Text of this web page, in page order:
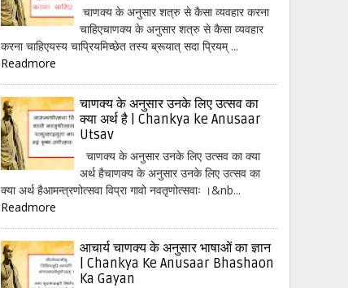
चाणक्य के अनुसार शत्रु से कैसा व्यवहार करना
चाहिएचाणक्य के अनुसार शत्रु से कैसा व्यवहार
करना चाहिएयस्य चाप्रियमिच्छेत तस्य ब्रूयात् सदा प्रियम् ...
Readmore
चाणक्य के अनुसार उनके लिए उत्सव का
क्या अर्थ है | Chankya ke Anusaar
Utsav
चाणक्य के अनुसार उनके लिए उत्सव का क्या
अर्थ हैचाणक्य के अनुसार उनके लिए उत्सव का
क्या अर्थ हैआमन्त्रणोत्सवा विप्रा गावो नवतृणोत्सवाः ।&nb...
Readmore
आचार्य चाणक्य के अनुसार भाषाओं का ज्ञान
| Chankya Ke Anusaar Bhashaon
Ka Gayan